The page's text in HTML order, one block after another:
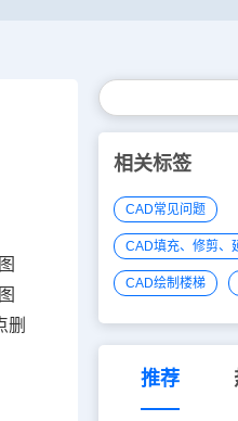
删
相关标签
CAD常见问题
CAD填充、修剪、
CAD绘制楼梯
推荐